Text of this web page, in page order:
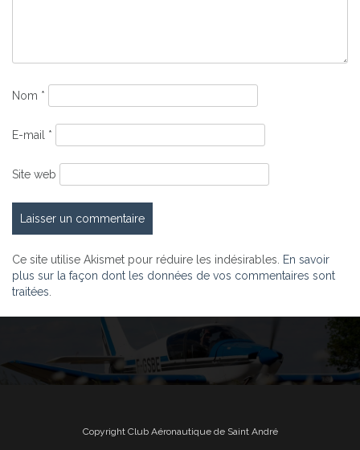
Nom *
E-mail *
Site web
Ce site utilise Akismet pour réduire les indésirables. En savoir
plus sur la façon dont les données de vos commentaires sont
traitées
Copyright Club Aéronautique de Saint André